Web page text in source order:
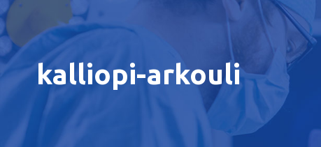
kalliopi-arkouli